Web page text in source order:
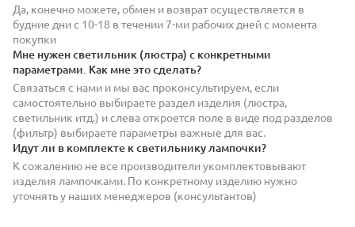
Да, конечно можете, обмен и возврат осуществляется в
будние дни с 10-18 в течении 7-ми рабочих дней с момента
покупки
Мне нужен светильник (люстра) с конкретными
параметрами. Как мне это сделать?
Связаться с нами и мы вас проконсультируем, если
самостоятельно выбираете раздел изделия (люстра,
светильник итд.) и слева откроется поле в виде под разделов
(фильтр) выбираете параметры важные для вас.
Идут ли в комплекте к светильнику лампочки?
К сожалению не все производители укомплектовывают
изделия лампочками. По конкретному изделию нужно
уточнять у наших менеджеров (консультантов)